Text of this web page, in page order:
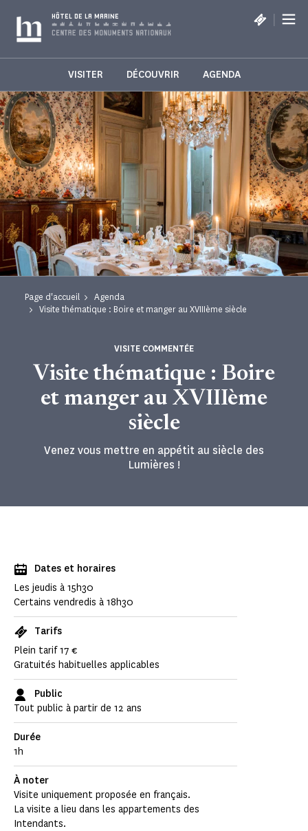
HÔTEL DE LA MARINE |
VISITER DÉCOUVRIR AGENDA
Page d'accueil
Agenda
Visite thématique : Boire et manger au XVIIIème siècle
Visite thématique : Boire
et manger au XVIIIème
siècle
VISITE COMMENTÉE
Venez vous mettre en appétit au siècle des
Lumières !
Dates et horaires
Les jeudis à 15h30
Certains vendredis à 18h30
Tarifs
Plein tarif 17 €
Gratuités habituelles applicables
Public
Tout public à partir de 12 ans
Durée
1h
À noter
Visite uniquement proposée en français.
La visite a lieu dans les appartements des
Intendants.